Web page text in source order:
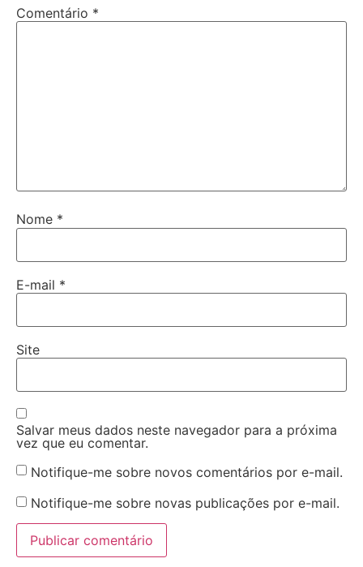
Comentário *
Nome *
E-mail *
Site
Salvar meus dados neste navegador para a próxima
vez que eu comentar.
Notifique-me sobre novos comentários por e-mail.
Notifique-me sobre novas publicações por e-mail.